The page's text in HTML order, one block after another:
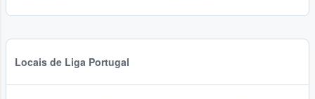
Locais de Liga Portugal